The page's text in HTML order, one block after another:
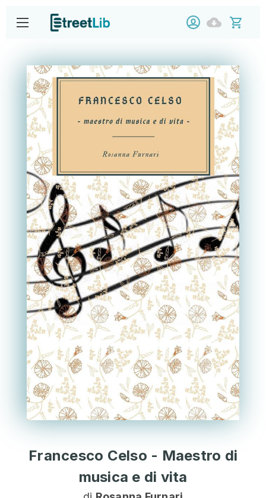
Francesco Celso - Maestro di
musica e di vita